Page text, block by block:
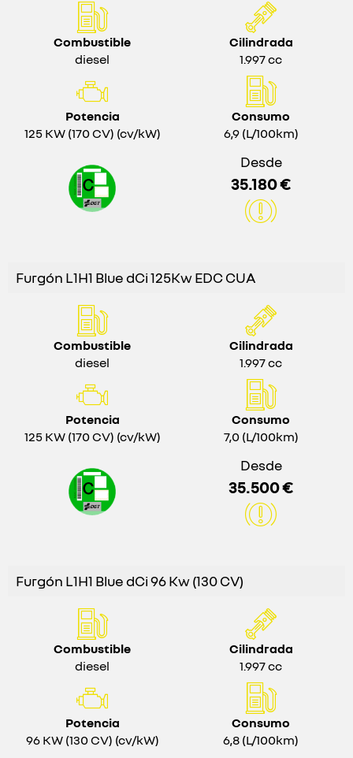
Combustible
diesel
Cilindrada
1.997 cc
Potencia
125 KW (170 CV) (cv/kW)
Consumo
6,9 (L/100km)
Desde
35.180 €
Furgón L1H1 Blue dCi 125Kw EDC CUA
Combustible
diesel
Cilindrada
1.997 cc
Potencia
125 KW (170 CV) (cv/kW)
Consumo
7,0 (L/100km)
Desde
35.500 €
Furgón L1H1 Blue dCi 96 Kw (130 CV)
Combustible
diesel
Cilindrada
1.997 cc
Potencia
96 KW (130 CV) (cv/kW)
Consumo
6,8 (L/100km)